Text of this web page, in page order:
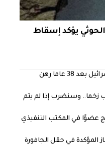
يؤكد إسقاط
وفاة فلسطيني داخل سجون إسرائيل بعد 38 عاما رهن
وسنضرب إذا لم يتم
عضوًا في المكتب التنفيذي
المؤكدة في حقل الجافورة